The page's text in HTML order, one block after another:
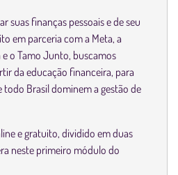
suas finanças pessoais e de seu
em parceria com a Meta, a
o Tamo Junto, buscamos
da educação financeira, para
Brasil dominem a gestão de
e gratuito, dividido em duas
neste primeiro módulo do